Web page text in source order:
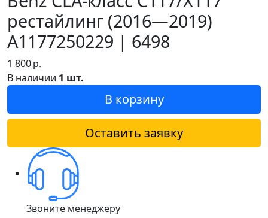
рестайлинг (2016—2019)
A1177250229 | 6498
1 800р.
В наличии 1 шт.
В корзину
Оставить заявку
Звоните менеджеру